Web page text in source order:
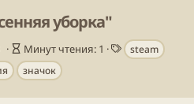
уборка"
В
р
е
Минут чтения: 1
Т
е
steam
значок